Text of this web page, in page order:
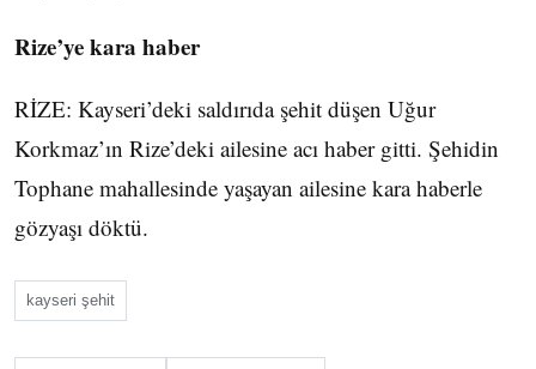
Rize’ye kara haber
RİZE: Kayseri’deki saldırıda şehit düşen Uğur
Korkmaz’ın Rize’deki ailesine acı haber gitti. Şehidin
Tophane mahallesinde yaşayan ailesine kara haberle
gözyaşı döktü.
kayseri şehit